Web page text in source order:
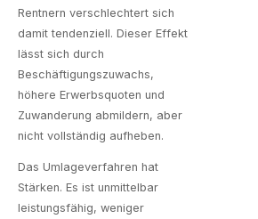
Rentnern verschlechtert sich
damit tendenziell. Dieser Effekt
lässt sich durch
Beschäftigungszuwachs,
höhere Erwerbsquoten und
Zuwanderung abmildern, aber
nicht vollständig aufheben.
Das Umlageverfahren hat
Stärken. Es ist unmittelbar
leistungsfähig, weniger